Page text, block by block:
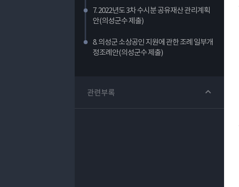
7. 2022년도 3차 수시분 공유재산 관리계획
안(의성군수 제출)
8. 의성군 소상공인 지원에 관한 조례 일부개
정조례안(의성군수 제출)
관련부록